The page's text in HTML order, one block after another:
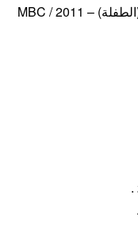
هل يمكنك سماع قلبي – بونغ وو ري (الطفلة) – MBC / 2011